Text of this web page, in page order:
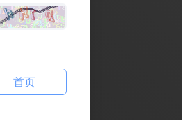
首页